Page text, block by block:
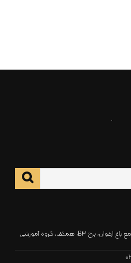
تهران، انتهای بزرگراه ارتش، مجتمع باغ ارغوان، برج B3، همکف، گروه آموزشی